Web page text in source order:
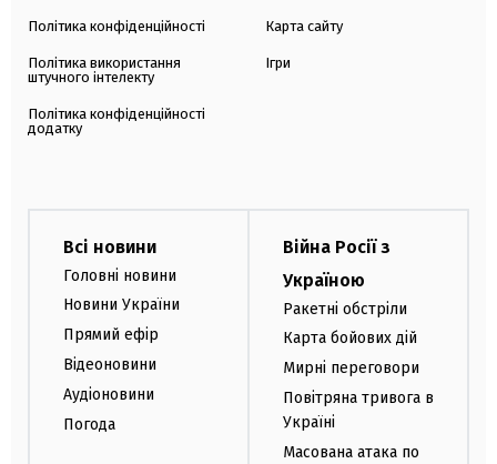
Політика конфіденційності
Політика використання
штучного інтелекту
Політика конфіденційності
додатку
Карта сайту
Ігри
Всі новини
Головні новини
Новини України
Прямий ефір
Відеоновини
Аудіоновини
Погода
Війна Росії з
Україною
Ракетні обстріли
Карта бойових дій
Мирні переговори
Повітряна тривога в
Україні
Масована атака по